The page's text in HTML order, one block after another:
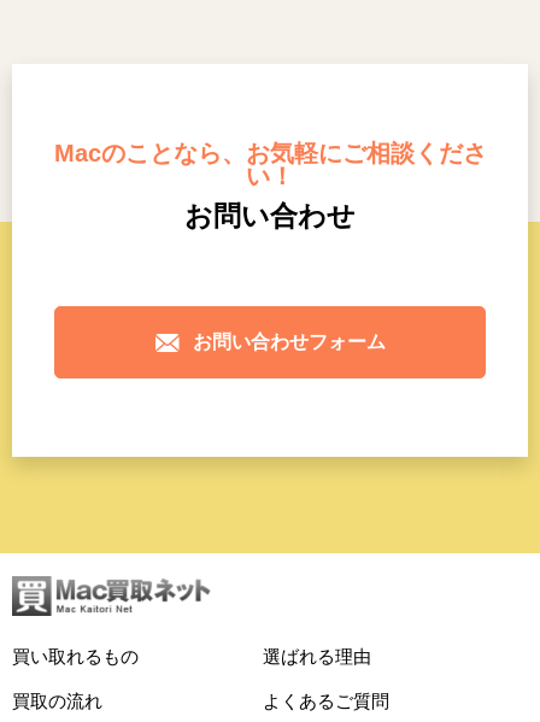
Macのことなら、お気軽にご相談くださ
い！
お問い合わせ
お問い合わせフォーム
買い取れるもの 選ばれる理由
買取の流れ よくあるご質問